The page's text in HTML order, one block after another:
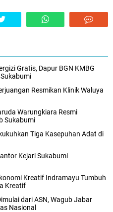
Gratis, Dapur BGN KMBG
Resmikan Klinik Waluya
Warungkiara Resmi
Sukabumi
Tiga Kasepuhan Adat di
Kejari Sukabumi
Kreatif Indramayu Tumbuh
Kreatif
dari ASN, Wagub Jabar
Nasional